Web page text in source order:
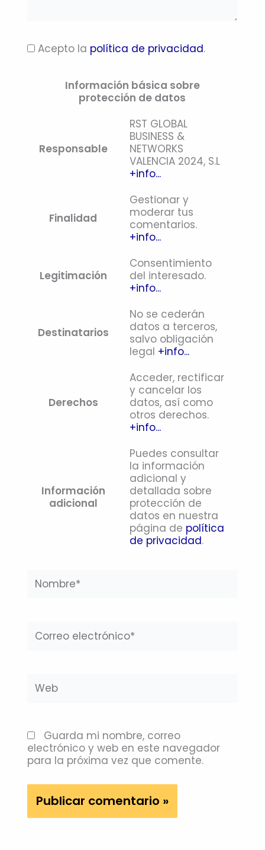
Acepto la política de privacidad.
Información básica sobre
protección de datos
Responsable
RST GLOBAL
BUSINESS &
NETWORKS
VALENCIA 2024, S.L
+info...
Finalidad
Gestionar y
moderar tus
comentarios.
+info...
Legitimación
Consentimiento
del interesado.
+info...
Destinatarios
No se cederán
datos a terceros,
salvo obligación
legal +info...
Derechos
Acceder, rectificar
y cancelar los
datos, así como
otros derechos.
+info...
Información
adicional
Puedes consultar
la información
adicional y
detallada sobre
protección de
datos en nuestra
página de política
de privacidad.
electrónico*
Guarda mi nombre, correo
electrónico y web en este navegador
para la próxima vez que comente.